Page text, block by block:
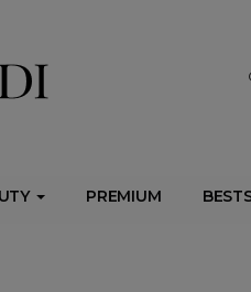
PREMIUM